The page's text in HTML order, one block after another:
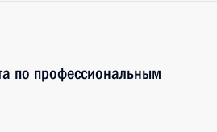
по профессиональным